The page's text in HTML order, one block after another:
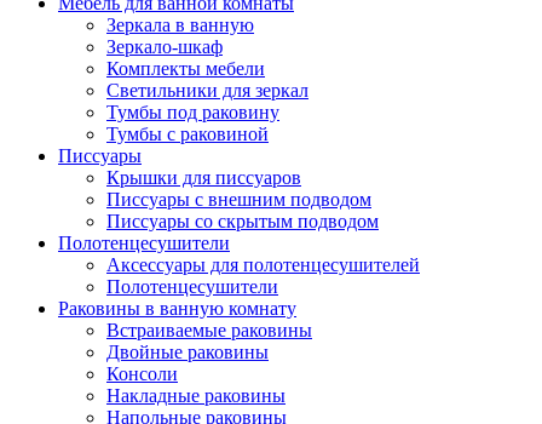
Зеркала в ванную
Зеркало-шкаф
Комплекты мебели
Светильники для зеркал
Тумбы под раковину
Тумбы с раковиной
Писсуары
Крышки для писсуаров
Писсуары с внешним подводом
Писсуары со скрытым подводом
Полотенцесушители
Аксессуары для полотенцесушителей
Полотенцесушители
Раковины в ванную комнату
Встраиваемые раковины
Двойные раковины
Консоли
Накладные раковины
Напольные раковины